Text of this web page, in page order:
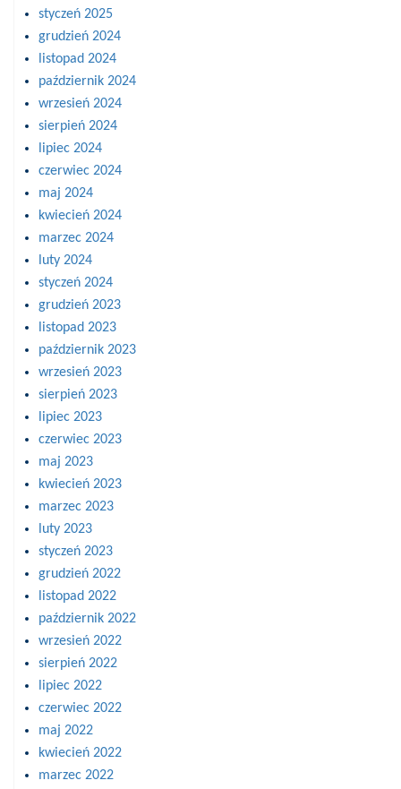
styczeń 2025
grudzień 2024
listopad 2024
październik 2024
wrzesień 2024
sierpień 2024
lipiec 2024
czerwiec 2024
maj 2024
kwiecień 2024
marzec 2024
luty 2024
styczeń 2024
grudzień 2023
listopad 2023
październik 2023
wrzesień 2023
sierpień 2023
lipiec 2023
czerwiec 2023
maj 2023
kwiecień 2023
marzec 2023
luty 2023
styczeń 2023
grudzień 2022
listopad 2022
październik 2022
wrzesień 2022
sierpień 2022
lipiec 2022
czerwiec 2022
maj 2022
kwiecień 2022
marzec 2022